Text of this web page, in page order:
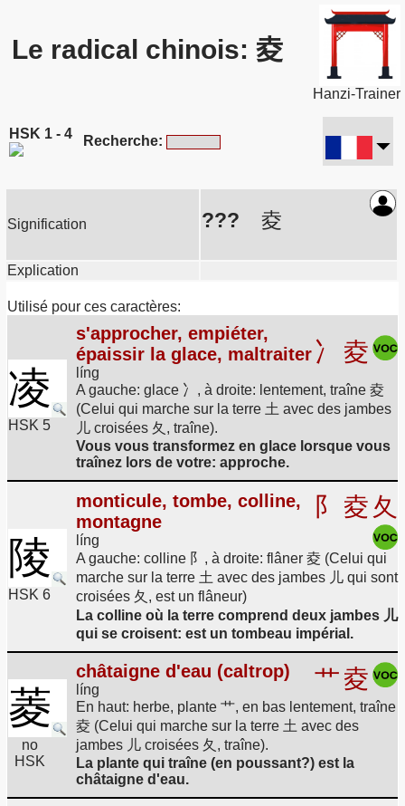
Le radical chinois: 夌
Hanzi-Trainer
HSK 1 - 4 Recherche:
Signification ??? 夌
Explication
Utilisé pour ces caractères:
凌
HSK 5
s'approcher, empiéter,
épaissir la glace, maltraiter
líng
冫 夌
A gauche: glace 冫, à droite: lentement, traîne 夌
(Celui qui marche sur la terre 土 avec des jambes
儿 croisées 夂, traîne).
Vous vous transformez en glace lorsque vous
traînez lors de votre: approche.
陵
HSK 6
monticule, tombe, colline,
montagne
líng
阝 夌 夂
A gauche: colline 阝, à droite: flâner 夌 (Celui qui
marche sur la terre 土 avec des jambes 儿 qui sont
croisées 夂, est un flâneur)
La colline où la terre comprend deux jambes 儿
qui se croisent: est un tombeau impérial.
菱
no
HSK
châtaigne d'eau (caltrop)
líng 艹夌
En haut: herbe, plante 艹, en bas lentement, traîne
夌 (Celui qui marche sur la terre 土 avec des
jambes 儿 croisées 夂, traîne).
La plante qui traîne (en poussant?) est la
châtaigne d'eau.